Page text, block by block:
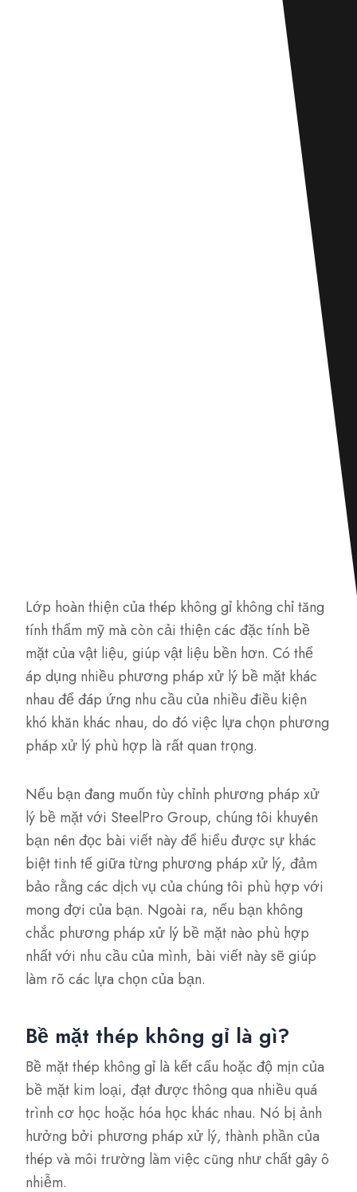
Lớp hoàn thiện của thép không gỉ không chỉ tăng
tính thẩm mỹ mà còn cải thiện các đặc tính bề
mặt của vật liệu, giúp vật liệu bền hơn. Có thể
áp dụng nhiều phương pháp xử lý bề mặt khác
nhau để đáp ứng nhu cầu của nhiều điều kiện
khó khăn khác nhau, do đó việc lựa chọn phương
pháp xử lý phù hợp là rất quan trọng.
Nếu bạn đang muốn tùy chỉnh phương pháp xử
lý bề mặt với SteelPro Group, chúng tôi khuyên
bạn nên đọc bài viết này để hiểu được sự khác
biệt tinh tế giữa từng phương pháp xử lý, đảm
bảo rằng các dịch vụ của chúng tôi phù hợp với
mong đợi của bạn. Ngoài ra, nếu bạn không
chắc phương pháp xử lý bề mặt nào phù hợp
nhất với nhu cầu của mình, bài viết này sẽ giúp
làm rõ các lựa chọn của bạn.
Bề mặt thép không gỉ là gì?
Bề mặt thép không gỉ là kết cấu hoặc độ mịn của
bề mặt kim loại, đạt được thông qua nhiều quá
trình cơ học hoặc hóa học khác nhau. Nó bị ảnh
hưởng bởi phương pháp xử lý, thành phần của
thép và môi trường làm việc cũng như chất gây ô
nhiễm.